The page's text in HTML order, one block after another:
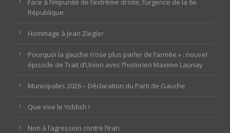
Face à l’impunité de l’extrême droite, l’urgence de la 6e
République
Hommage à Jean Ziegler
Pourquoi la gauche n’ose plus parler de l’armée » : nouvel
épisode de Trait d’Union avec l’historien Maxime Launay
Municipales 2026 – Déclaration du Parti de Gauche
Que vive le Yiddish !
Non à l’agression contre l’Iran